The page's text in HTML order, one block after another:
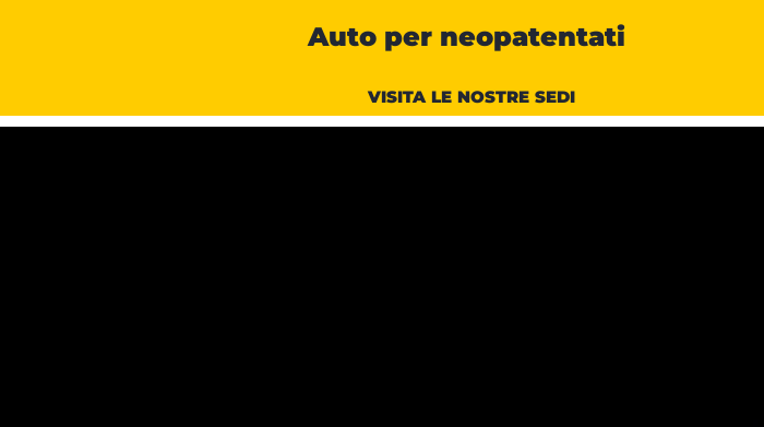
Auto per neopatentati
VISITA LE NOSTRE SEDI